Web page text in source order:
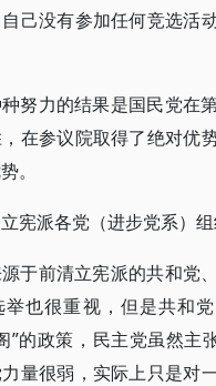
己没有参加任何竞选活
努力的结果是国民党在
在参议院取得了绝对优
。
立宪派各党（进步党系）
于前清立宪派的共和党
举也很重视，但是共和
”的政策，民主党虽然主
量很弱，实际上只是对